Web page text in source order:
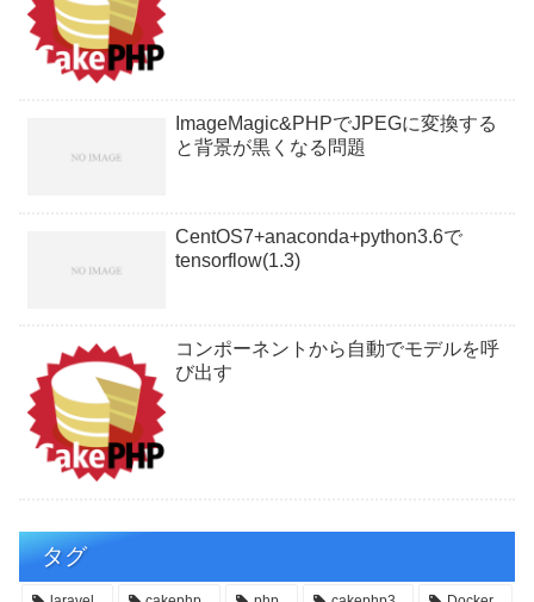
ImageMagic&PHPでJPEGに変換する
と背景が黒くなる問題
CentOS7+anaconda+python3.6で
tensorflow(1.3)
コンポーネントから自動でモデルを呼
び出す
タグ